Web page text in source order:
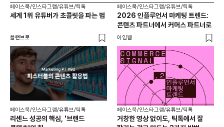
페이스북/인스타그램/유튜브/틱톡
세계 1위 유튜버가 초콜릿을 파는 법
플랜브로
페이스북/인스타그램/유튜브/틱톡
2026 인플루언서 마케팅 트렌드:
콘텐츠 파트너에서 커머스 파트너로
아임웹
페이스북/인스타그램/유튜브/틱톡
리센느 성공의 핵심, '브랜드
페이스북/인스타그램/유튜브/틱톡
거창한 영상 없이도, 틱톡에서 잘